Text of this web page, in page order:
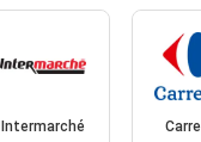
Intermarché